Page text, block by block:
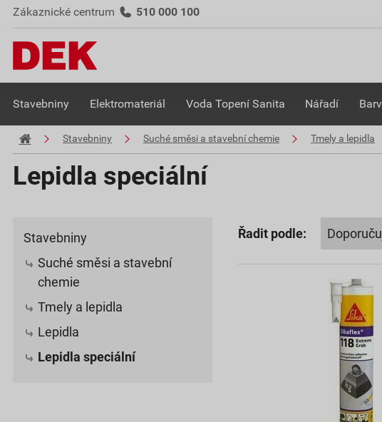
Zákaznické centrum 510 000 100
Stavebniny Elektromateriál Voda Topení Sanita Nářadí
Stavebniny Suché směsi a stavební chemie Tmely a lepidla
Lepidla speciální
Stavebniny
Suché směsi a stavební
chemie
Tmely a lepidla
Lepidla
Lepidla speciální
Řadit podle: